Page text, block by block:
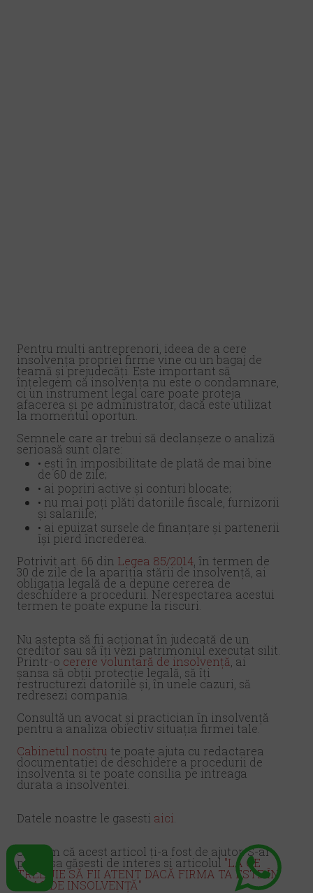
Pentru mulți antreprenori, ideea de a cere
insolvența propriei firme vine cu un bagaj de
teamă și prejudecăți. Este important să
înțelegem că insolvența nu este o condamnare,
ci un instrument legal care poate proteja
afacerea și pe administrator, dacă este utilizat
la momentul oportun.
Semnele care ar trebui să declanșeze o analiză
serioasă sunt clare:
• ești în imposibilitate de plată de mai bine
de 60 de zile;
• ai popriri active și conturi blocate;
• nu mai poți plăti datoriile fiscale, furnizorii
și salariile;
• ai epuizat sursele de finanțare și partenerii
își pierd încrederea.
Potrivit art. 66 din Legea 85/2014 , în termen de
30 de zile de la apariția stării de insolvență, ai
obligația legală de a depune cererea de
deschidere a procedurii. Nerespectarea acestui
termen te poate expune la riscuri.
Nu aștepta să fii acționat în judecată de un
creditor sau să îți vezi patrimoniul executat silit.
Printr-o cerere voluntară de insolvență , ai
șansa să obții protecție legală, să îți
restructurezi datoriile și, în unele cazuri, să
redresezi compania.
Consultă un avocat și practician în insolvență
pentru a analiza obiectiv situația firmei tale.
Cabinetul nostru te poate ajuta cu redactarea
documentatiei de deschidere a procedurii de
insolventa si te poate consilia pe intreaga
durata a insolventei.
Datele noastre le gasesti aici
Sperăm că acest articol ți-a fost de ajutor. S-ar
putea sa găsesti de interes si articolul "LA CE
TREBUIE SĂ FII ATENT DACĂ FIRMA TA ESTE ÎN
PRAG DE INSOLVENȚĂ"